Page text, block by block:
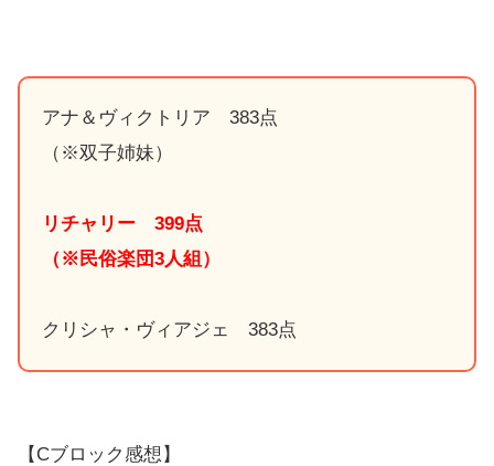
アナ＆ヴィクトリア 383点
（※双子姉妹）
リチャリー 399点
（※民俗楽団3人組）
クリシャ・ヴィアジェ 383点
【Cブロック感想】